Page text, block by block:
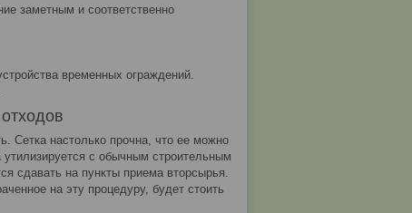
заметным и соответственно
временных ограждений.
Сетка настолько прочна, что ее можно
с обычным строительным
сдавать на пункты приема вторсырья.
на эту процедуру, будет стоить